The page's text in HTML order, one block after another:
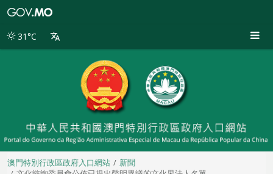
別
31°C
澳門特別行政區政府入口網站
新聞